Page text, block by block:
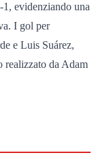
evidenziando una
I gol per
e Luis Suárez,
realizzato da Adam